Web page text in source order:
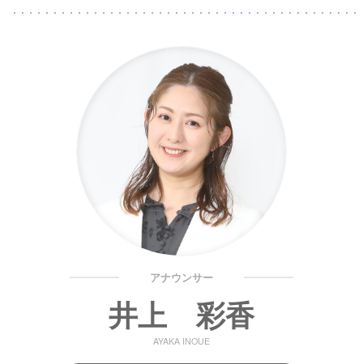
アナウンサー
井上 彩香
AYAKA INOUE